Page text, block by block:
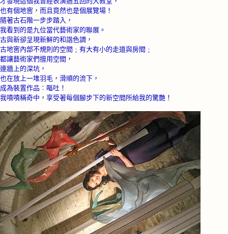
也有個地窖，而且竟然也是個展覽場！
隨著古石階一步步踏入，
我看到的是九位當代藝術家的聯展。
古與新卻呈現新鮮的和諧色調，
古地窖內部不規則的空間﹔有大有小的走道與房間﹔
都讓藝術家們擅用空間，
連牆上的深坑，
也在放上一堆羽毛，滑順的流下，
成為裝置作品︰嘔吐！
我嘖嘖稱奇中，享受著每個腳步下的新空間所給我的驚艷！